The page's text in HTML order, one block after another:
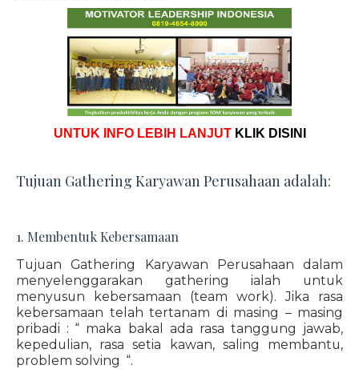
UNTUK INFO LEBIH LANJUT KLIK DISINI
Tujuan Gathering Karyawan Perusahaan adalah:
1. Membentuk Kebersamaan
Tujuan Gathering Karyawan Perusahaan dalam
menyelenggarakan gathering ialah untuk
menyusun kebersamaan (team work). Jika rasa
kebersamaan telah tertanam di masing – masing
pribadi : “ maka bakal ada rasa tanggung jawab,
kepedulian, rasa setia kawan, saling membantu,
problem solving “.